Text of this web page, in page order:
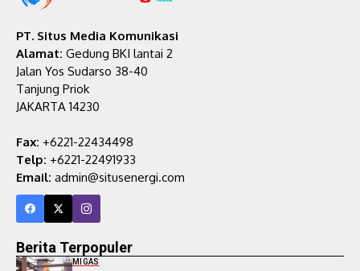
PT. Situs Media Komunikasi
Alamat: Gedung BKI lantai 2
Jalan Yos Sudarso 38-40
Tanjung Priok
JAKARTA 14230
Fax: +6221-22434498
Telp: +6221-22491933
Email: admin@situsenergi.com
Berita Terpopuler
MIGAS